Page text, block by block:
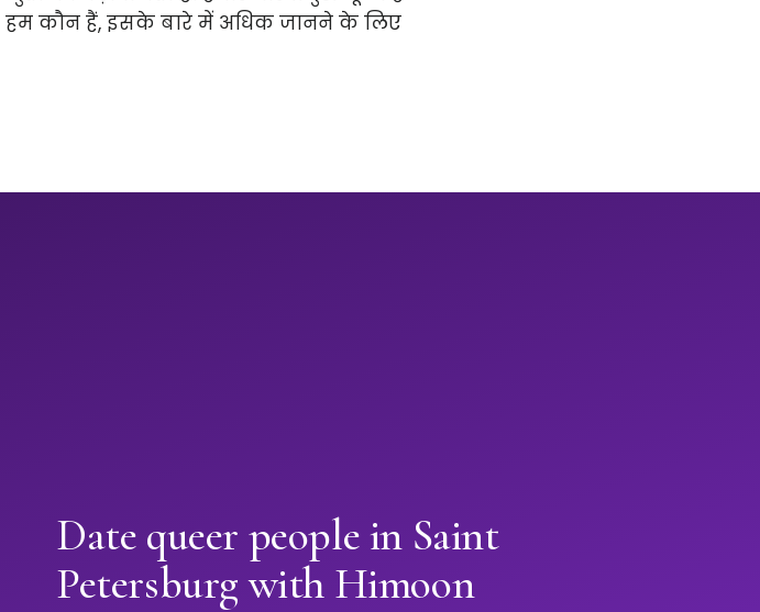
हम कौन हैं, इसके बारे में अधिक जानने के लिए
Date queer people in Saint
Petersburg with Himoon